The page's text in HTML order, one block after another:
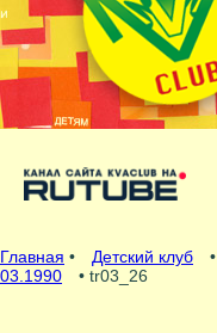
Главная • Детский клуб •
03.1990
• tr03_26